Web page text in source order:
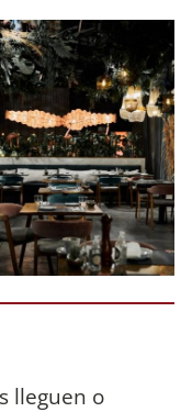
lleguen o